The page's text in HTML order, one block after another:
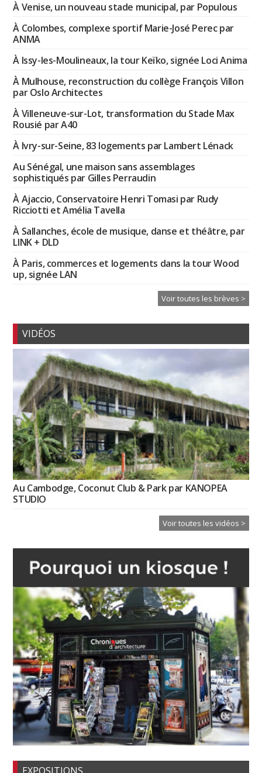
À Venise, un nouveau stade municipal, par Populous
À Colombes, complexe sportif Marie-José Perec par
ANMA
À Issy-les-Moulineaux, la tour Keïko, signée Loci Anima
À Mulhouse, reconstruction du collège François Villon
par Oslo Architectes
À Villeneuve-sur-Lot, transformation du Stade Max
Rousié par A40
À Ivry-sur-Seine, 83 logements par Lambert Lénack
Au Sénégal, une maison sans assemblages
sophistiqués par Gilles Perraudin
À Ajaccio, Conservatoire Henri Tomasi par Rudy
Ricciotti et Amélia Tavella
À Sallanches, école de musique, danse et théâtre, par
LINK + DLD
À Paris, commerces et logements dans la tour Wood
up, signée LAN
Voir toutes les brèves >
VIDÉOS
Au Cambodge, Coconut Club & Park par KANOPEA
STUDIO
Voir toutes les vidéos >
EXPOSITIONS